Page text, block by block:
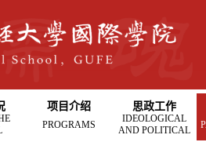
项目介绍
PROGRAMS
思政工作
IDEOLOGICAL
AND POLITICAL